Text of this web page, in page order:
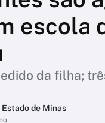
escola
da filha;
de Minas